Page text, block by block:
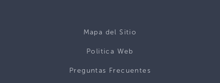
Mapa del Sitio
Politica Web
Preguntas Frecuentes